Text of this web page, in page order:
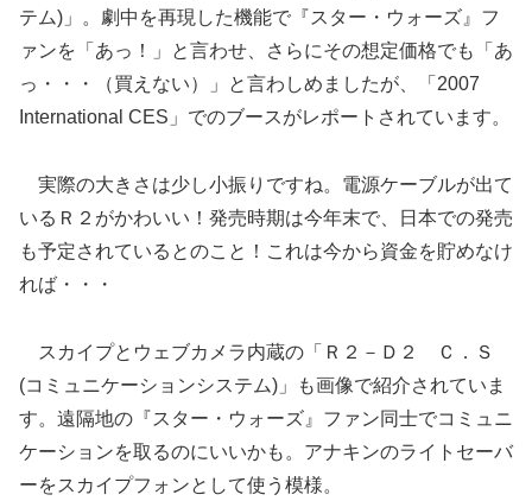
テム)」。劇中を再現した機能で『スター・ウォーズ』フ
ァンを「あっ！」と言わせ、さらにその想定価格でも「あ
っ・・・（買えない）」と言わしめましたが、「2007
International CES」でのブースがレポートされています。
実際の大きさは少し小振りですね。電源ケーブルが出て
いるＲ２がかわいい！発売時期は今年末で、日本での発売
も予定されているとのこと！これは今から資金を貯めなけ
れば・・・
スカイプとウェブカメラ内蔵の「Ｒ２－Ｄ２ Ｃ．Ｓ
(コミュニケーションシステム)」も画像で紹介されていま
す。遠隔地の『スター・ウォーズ』ファン同士でコミュニ
ケーションを取るのにいいかも。アナキンのライトセーバ
ーをスカイプフォンとして使う模様。